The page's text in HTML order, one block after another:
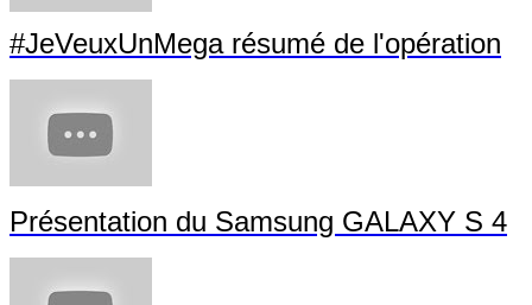
#JeVeuxUnMega résumé de l'opération
Présentation du Samsung GALAXY S 4